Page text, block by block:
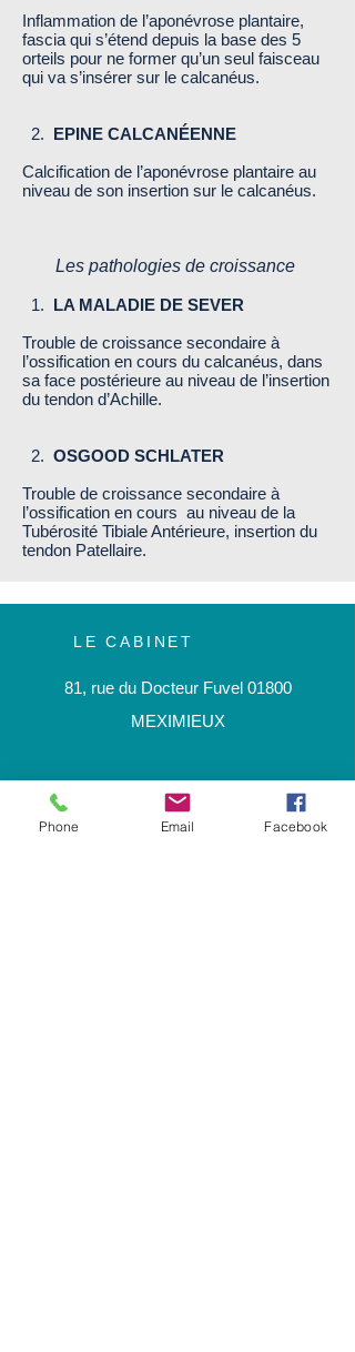
Inflammation de l’aponévrose plantaire,
fascia qui s’étend depuis la base des 5
orteils pour ne former qu’un seul faisceau
qui va s’insérer sur le calcanéus.
2. EPINE CALCANÉENNE
Calcification de l’aponévrose plantaire au
niveau de son insertion sur le calcanéus.
Les pathologies de croissance
1. LA MALADIE DE SEVER
Trouble de croissance secondaire à
l’ossification en cours du calcanéus, dans
sa face postérieure au niveau de l’insertion
du tendon d’Achille.
2. OSGOOD SCHLATER
Trouble de croissance secondaire à
l’ossification en cours au niveau de la
Tubérosité Tibiale Antérieure, insertion du
tendon Patellaire.
LE CABINET
81, rue du Docteur Fuvel 01800
MEXIMIEUX
LES HORAIRES
Phone Email Facebook